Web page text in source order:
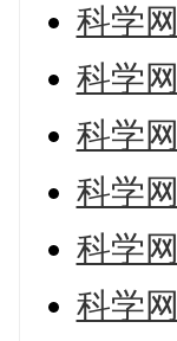
科学
科学
科学
科学
科学
科学